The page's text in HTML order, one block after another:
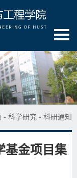
- 科学研究 - 科研通知
基金项目集